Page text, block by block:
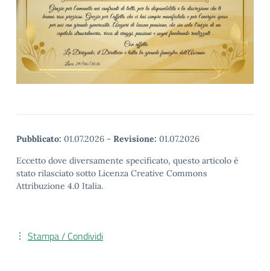
Pubblicato: 01.07.2026 - Revisione: 01.07.2026
Eccetto dove diversamente specificato, questo articolo è
stato rilasciato sotto Licenza Creative Commons
Attribuzione 4.0 Italia.
Stampa / Condividi